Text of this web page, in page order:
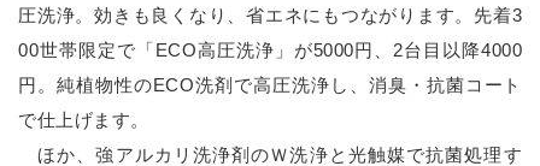
圧洗浄。効きも良くなり、省エネにもつながります。先着3
00世帯限定で「ECO高圧洗浄」が5000円、2台目以降4000
円。純植物性のECO洗剤で高圧洗浄し、消臭・抗菌コート
で仕上げます。
ほか、強アルカリ洗浄剤のＷ洗浄と光触媒で抗菌処理す